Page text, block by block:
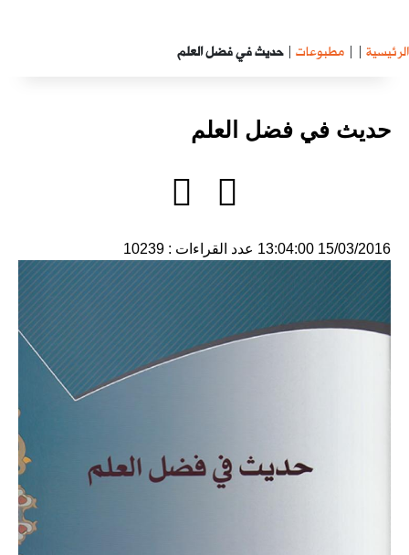
الرئيسية |
| مطبوعات | حديث في فضل العلم
حديث في فضل العلم
15/03/2016 13:04:00 عدد القراءات : 10239